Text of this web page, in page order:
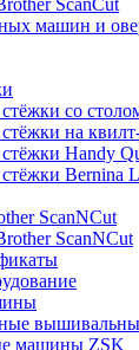
ScanCut
машин и
со
на
Handy
Bernina
ScanNCut
ScanNCut
машины ZSK